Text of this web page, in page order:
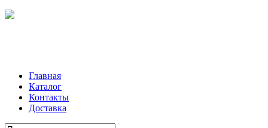
Главная
Каталог
Контакты
Доставка